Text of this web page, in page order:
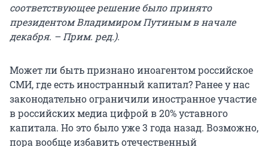
соответствующее решение было принято
президентом Владимиром Путиным в начале
декабря. – Прим. ред.).
Может ли быть признано иноагентом российское
СМИ, где есть иностранный капитал? Ранее у нас
законодательно ограничили иностранное участие
в российских медиа цифрой в 20% уставного
капитала. Но это было уже 3 года назад. Возможно,
пора вообще избавить отечественный